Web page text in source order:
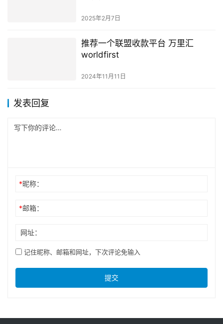
2025年2月7日
推荐一个联盟收款平台 万里汇
worldfirst
2024年11月11日
发表回复
*昵称：
*邮箱：
网址：
记住昵称、邮箱和网址，下次评论免输入
提交